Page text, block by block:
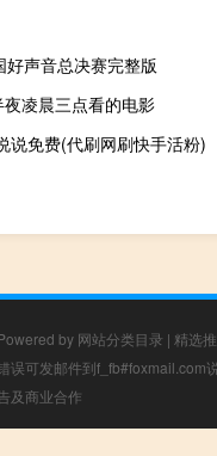
声音总决赛完整版
凌晨三点看的电影
说免费(代刷网刷快手活粉)
by 网站分类目录 | 精选
误可发邮件到f_fb#foxmail.com
及商业合作